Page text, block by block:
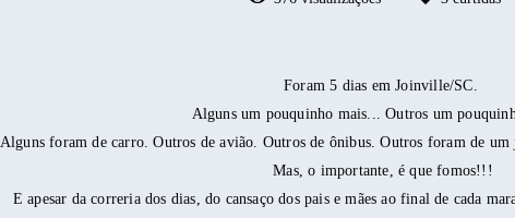
Foram 5 dias em Joinville/SC.
Alguns um pouquinho mais... Outros um
Alguns foram de carro. Outros de avião. Outros de ônibus. Outros foram de
Mas, o importante, é que fomos!!!
E apesar da correria dos dias, do cansaço dos pais e mães ao final de cada